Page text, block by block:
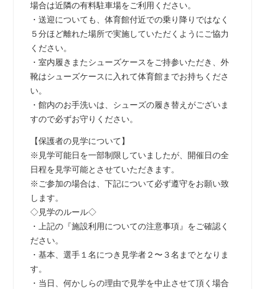
場合は近隣の有料駐車場をご利用ください。
・送迎についても、体育館付近での乗り降りではなく
５分ほど離れた場所で実施していただくようにご協力
ください。
・室内履きまたシューズケースをご持参いただき、外
靴はシューズケースに入れて体育館までお持ちくださ
い。
・館内のお手洗いは、シューズの履き替えがございま
すので必ずお守りください。
【保護者の見学について】
※見学可能日を一部制限していましたが、開催日の全
日程を見学可能とさせていただきます。
※ご参加の場合は、下記について必ず遵守をお願い致
します。
◇見学のルール◇
・上記の『施設利用についての注意事項』をご確認く
ださい。
・基本、選手１名につき見学者２〜３名までとなりま
す。
・当日、何かしらの理由で見学を中止させて頂く場合